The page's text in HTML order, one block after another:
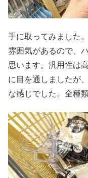
手に取ってみました
雰囲気があるので、
思います。汎用性は
に目を通しましたが
な感じでした。全種